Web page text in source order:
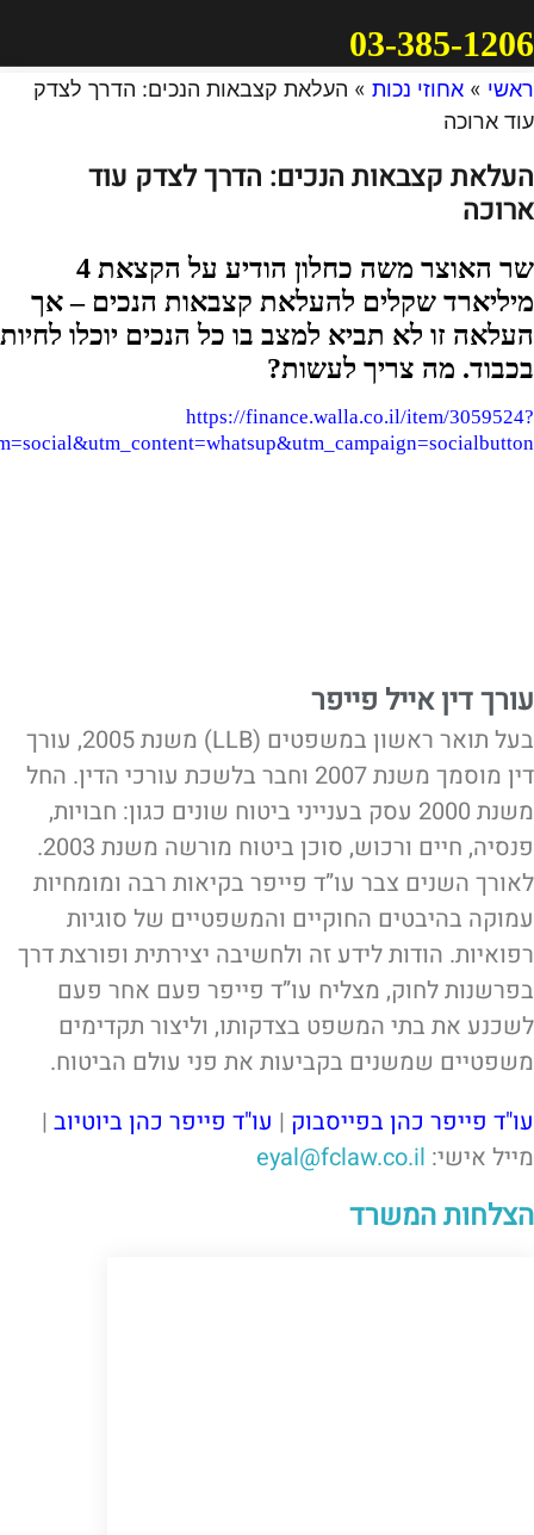
03-385-1206
ראשי » אחוזי נכות » העלאת קצבאות הנכים: הדרך לצדק
עוד ארוכה
העלאת קצבאות הנכים: הדרך לצדק עוד
ארוכה
שר האוצר משה כחלון הודיע על הקצאת 4
מיליארד שקלים להעלאת קצבאות הנכים – אך
העלאה זו לא תביא למצב בו כל הנכים יוכלו לחיות
בכבוד. מה צריך לעשות?
https://finance.walla.co.il/item/3059524?
עורך דין אייל פייפר
בעל תואר ראשון במשפטים (LLB) משנת 2005, עורך
דין מוסמך משנת 2007 וחבר בלשכת עורכי הדין. החל
משנת 2000 עסק בענייני ביטוח שונים כגון: חבויות,
פנסיה, חיים ורכוש, סוכן ביטוח מורשה משנת 2003.
לאורך השנים צבר עו”ד פייפר בקיאות רבה ומומחיות
עמוקה בהיבטים החוקיים והמשפטיים של סוגיות
רפואיות. הודות לידע זה ולחשיבה יצירתית ופורצת דרך
בפרשנות לחוק, מצליח עו”ד פייפר פעם אחר פעם
לשכנע את בתי המשפט בצדקותו, וליצור תקדימים
משפטיים שמשנים בקביעות את פני עולם הביטוח.
עו"ד פייפר כהן בפייסבוק | עו"ד פייפר כהן ביוטיוב |
מייל אישי: eyal@fclaw.co.il
הצלחות המשרד